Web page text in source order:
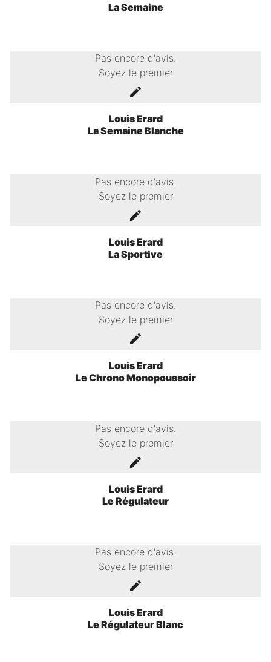
La Semaine
Pas encore d'avis.
Soyez le premier
Louis Erard
La Semaine Blanche
Pas encore d'avis.
Soyez le premier
Louis Erard
La Sportive
Pas encore d'avis.
Soyez le premier
Louis Erard
Le Chrono Monopoussoir
Pas encore d'avis.
Soyez le premier
Louis Erard
Le Régulateur
Pas encore d'avis.
Soyez le premier
Louis Erard
Le Régulateur Blanc